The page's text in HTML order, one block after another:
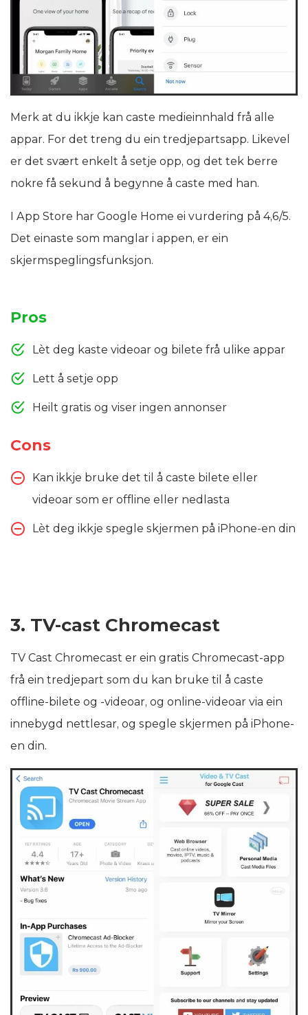
Merk at du ikkje kan caste medieinnhald frå alle
appar. For det treng du ein tredjepartsapp. Likevel
er det svært enkelt å setje opp, og det tek berre
nokre få sekund å begynne å caste med han.
I App Store har Google Home ei vurdering på 4,6/5.
Det einaste som manglar i appen, er ein
skjermspeglingsfunksjon.
Pros
Lèt deg kaste videoar og bilete frå ulike appar
Lett å setje opp
Heilt gratis og viser ingen annonser
Cons
Kan ikkje bruke det til å caste bilete eller
videoar som er offline eller nedlasta
Lèt deg ikkje spegle skjermen på iPhone-en din
3. TV-cast Chromecast
TV Cast Chromecast er ein gratis Chromecast-app
frå ein tredjepart som du kan bruke til å caste
offline-bilete og -videoar, og online-videoar via ein
innebygd nettlesar, og spegle skjermen på iPhone-
en din.